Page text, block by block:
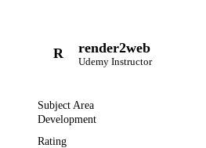
R render2web
Udemy Instructor
Subject Area
Development
Rating